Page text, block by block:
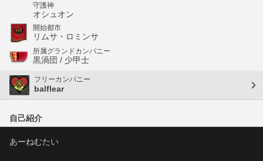
守護神
オシュオン
開始都市
リムサ・ロミンサ
所属グランドカンパニー
黒渦団 / 少甲士
フリーカンパニー
balflear
自己紹介
あーねむたい